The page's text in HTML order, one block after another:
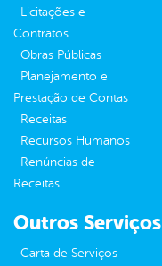
Licitações e
Contratos
Obras Públicas
Planejamento e
Prestação de Contas
Receitas
Recursos Humanos
Renúncias de
Receitas
Outros Serviços
Carta de Serviços